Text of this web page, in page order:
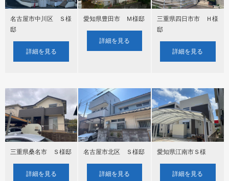
名古屋市中川区 Ｓ様
邸
詳細を見る
愛知県豊田市 Ｍ様邸
詳細を見る
三重県四日市市 Ｈ様
邸
詳細を見る
三重県桑名市 Ｓ様邸
詳細を見る
名古屋市北区 Ｓ様邸
詳細を見る
愛知県江南市Ｓ様
詳細を見る